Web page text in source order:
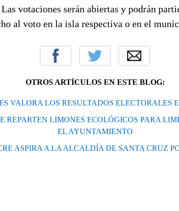
votaciones serán abiertas y podrán
al voto en la isla respectiva o en el
OTROS ARTÍCULOS EN ESTE BLOG:
VALORA LOS RESULTADOS ELECTORALES
REPARTEN LIMONES ECOLÓGICOS PARA
EL AYUNTAMIENTO
ASPIRA A LA ALCALDÍA DE SANTA CRUZ